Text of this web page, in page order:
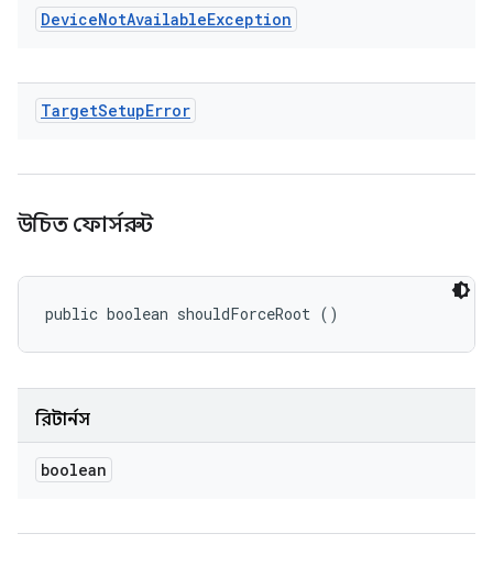
DeviceNotAvailableException
TargetSetupError
উচিত ফোর্সরুট
public boolean shouldForceRoot ()
রিটার্নস
boolean